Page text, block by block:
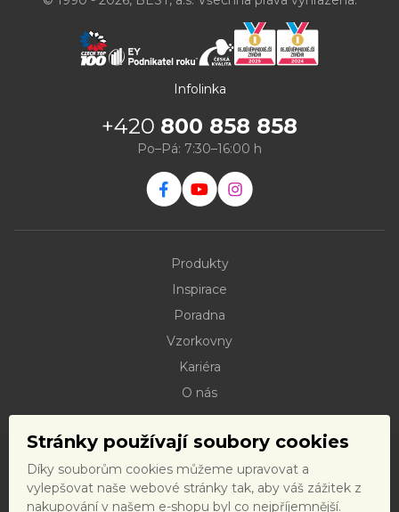
Stránky používají soubory cookies
Díky souborům cookies můžeme upravovat a
vylepšovat naše webové stránky tak, aby váš zážitek z
nakupování v našem e-shopu byl co nejpříjemnější.
Infolinka
+420 800 858 858
Po–Pá: 7:30–16:00 h
Produkty
Inspirace
Poradna
Vzorkovny
Kariéra
O nás
Dokumenty ke stažení
Doprava
Reklamační řád